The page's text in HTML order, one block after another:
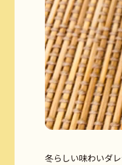
冬らしい味わいダ